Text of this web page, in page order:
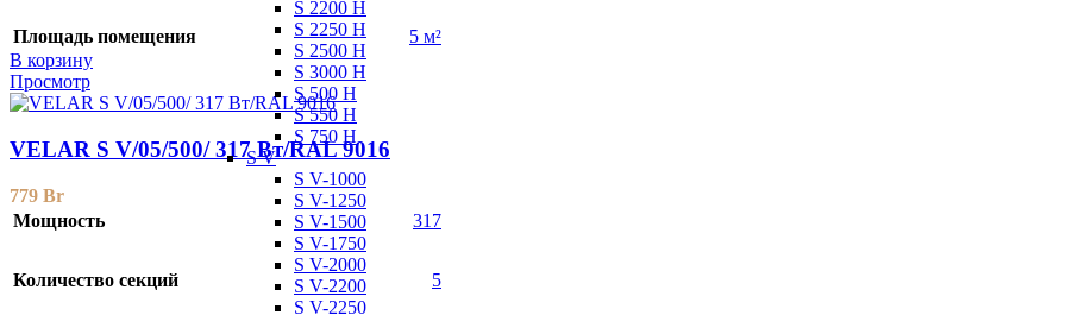
S 2200 H
S 2250 H
S 2500 H
S 3000 H
S 500 H
S 550 H
S 750 H
S V
S V-1000
S V-1250
S V-1500
S V-1750
S V-2000
S V-2200
S V-2250
Площадь помещения
5 м²
В корзину
Просмотр
VELAR S V/05/500/ 317 Bт/RAL 9016
779 Br
Мощность
317
Количество секций 5